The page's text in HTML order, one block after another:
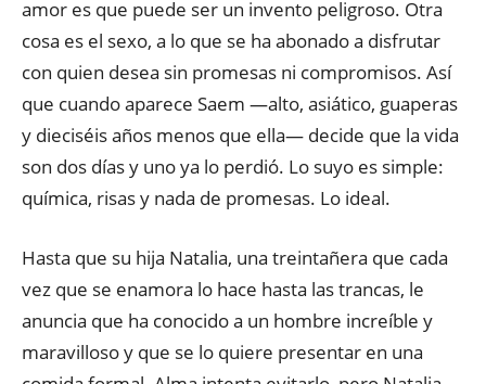
amor es que puede ser un invento peligroso. Otra
cosa es el sexo, a lo que se ha abonado a disfrutar
con quien desea sin promesas ni compromisos. Así
que cuando aparece Saem —alto, asiático, guaperas
y dieciséis años menos que ella— decide que la vida
son dos días y uno ya lo perdió. Lo suyo es simple:
química, risas y nada de promesas. Lo ideal.
Hasta que su hija Natalia, una treintañera que cada
vez que se enamora lo hace hasta las trancas, le
anuncia que ha conocido a un hombre increíble y
maravilloso y que se lo quiere presentar en una